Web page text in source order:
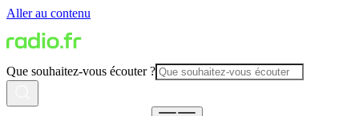
Aller au contenu
Que souhaitez-vous écouter ?